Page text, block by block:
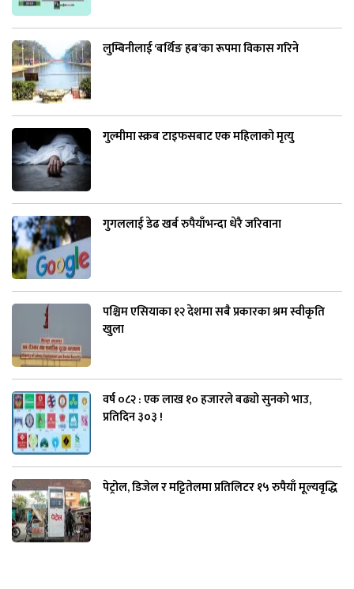
लुम्बिनीलाई ‘बर्थिङ हब’का रूपमा विकास गरिने
गुल्मीमा स्क्रब टाइफसबाट एक महिलाको मृत्यु
गुगललाई डेढ खर्ब रुपैयाँभन्दा धेरै जरिवाना
पश्चिम एसियाका १२ देशमा सबै प्रकारका श्रम स्वीकृति
खुला
वर्ष ०८२ : एक लाख १० हजारले बढ्यो सुनको भाउ,
प्रतिदिन ३०३ !
पेट्रोल, डिजेल र मट्टितेलमा प्रतिलिटर १५ रुपैयाँ मूल्यवृद्धि